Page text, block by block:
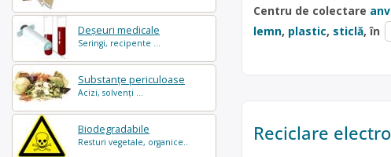
Deșeuri medicale
Seringi, recipente ...
Substanțe periculoase
Acizi, solvenți ...
Biodegradabile
Resturi vegetale, organice..
Centru de colectare
lemn, plastic, sticlă, în
Reciclare